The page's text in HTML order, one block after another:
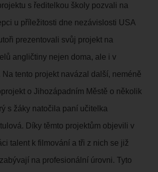
s ředitelkou školy pozvali na
u příležitosti dne nezávislosti USA
prezentovali svůj projekt na
angličtiny nejen doma, ale i v
Na tento projekt navázal další, neméně
o Jihozápadním Městě o několik
s žáky natočila paní učitelka
Díky těmto projektům objevili v
talent k filmování a tři z nich se již
na profesionální úrovni. Tyto